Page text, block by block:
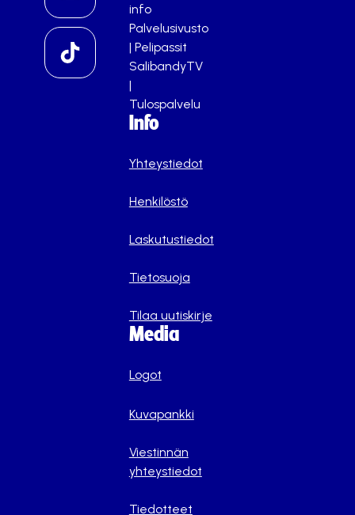
info
Palvelusivusto
| Pelipassit
SalibandyTV
|
Tulospalvelu
Info
Yhteystiedot
Henkilöstö
Laskutustiedot
Tietosuoja
Tilaa uutiskirje
Media
Logot
Kuvapankki
Viestinnän
yhteystiedot
Tiedotteet